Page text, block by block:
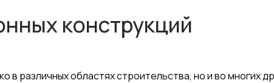
конструкций
в различных областях строительства, но и во многих